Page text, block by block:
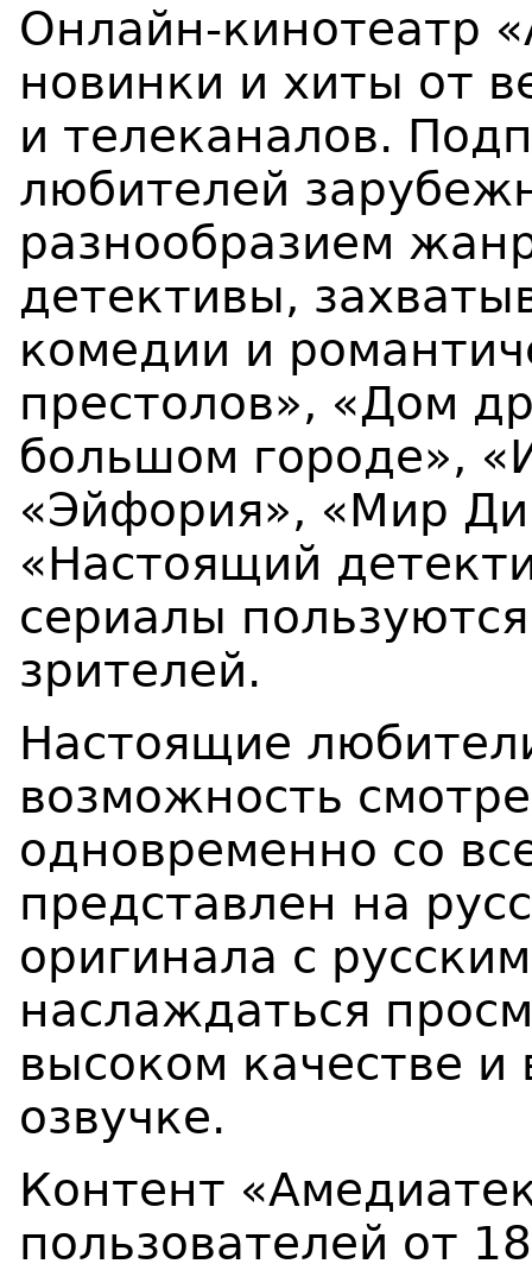
Онлайн-кинотеатр
новинки и хиты от
и телеканалов.
любителей
разнообразием
детективы,
комедии и
престолов», «Дом
большом городе»,
«Эйфория», «Мир
«Настоящий
сериалы
зрителей.
Настоящие
возможность
одновременно со
представлен на
оригинала с
наслаждаться
высоком качестве
озвучке.
Контент
пользователей от